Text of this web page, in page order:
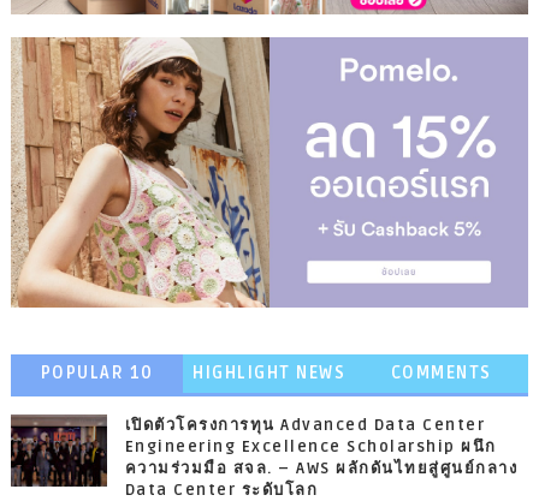
POPULAR 10 HIGHLIGHT NEWS COMMENTS
เปิดตัวโครงการทุน Advanced Data Center
Engineering Excellence Scholarship ผนึก
ความร่วมมือ สจล. – AWS ผลักดันไทยสู่ศูนย์กลาง
Data Center ระดับโลก